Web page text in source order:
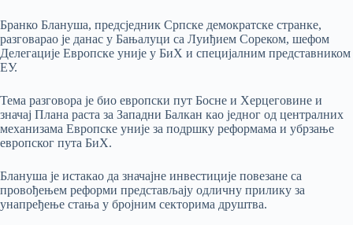
Бранко Блануша, предсједник Српске демократске странке,
разговарао је данас у Бањалуци са Луиђием Сореком, шефом
Делегације Европске уније у БиХ и специјалним представником
ЕУ.
Тема разговора је био европски пут Босне и Херцеговине и
значај Плана раста за Западни Балкан као једног од централних
механизама Европске уније за подршку реформама и убрзање
европског пута БиХ.
Блануша је истакао да значајне инвестиције повезане са
провођењем реформи представљају одличну прилику за
унапређење стања у бројним секторима друштва.